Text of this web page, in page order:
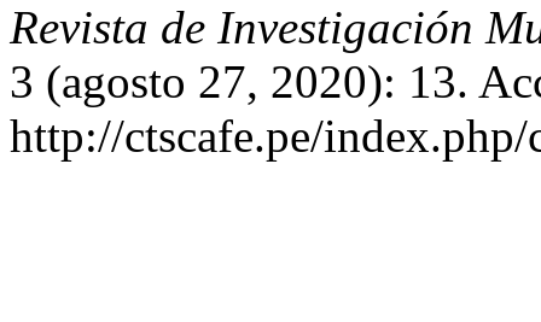
Revista de Investigación
3 (agosto 27, 2020): 13.
http://ctscafe.pe/